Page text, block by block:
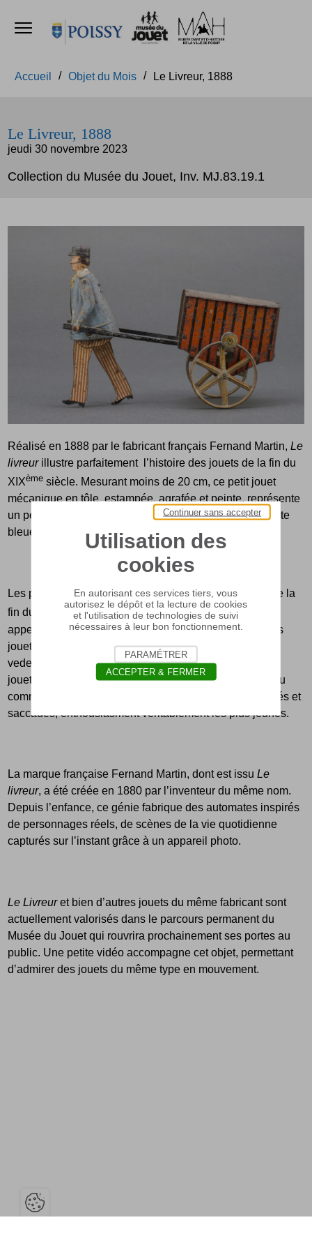
Accèder directement au contenu
Accèder directement au contenu
Ouvrir le menu
Accueil Objet du Mois Le Livreur, 1888
Le Livreur, 1888
jeudi 30 novembre 2023
Collection du Musée du Jouet, Inv. MJ.83.19.1
Réalisé en 1888 par le fabricant français Fernand Martin,Le
livreur illustre parfaitement l’histoire des jouets de la fin du
XIXème siècle. Mesurant moins de 20 cm, ce petit jouet
mécanique en tôle estampée, agrafée et peinte, représente
un personnage tirant un remorque. Il est vêtu d’une veste
bleue et d’un pantalon rayé, coiffé d’une casquette.
Les progrès scientifiques et la Révolution industrielle de la
fin du XIX
èmesiècle marquent ce que les historiens
appellent « l’âge d’or des jouets ». Progressivement, les
jouets métalliques aux mécanismes élaborés volent la
vedette aux traditionnels objets en bois. Ces nouveaux
jouets animés, fonctionnant à l’électricité, à la vapeur, ou
comme ici, avec un mécanisme aux mouvements répétés et
saccadés, enthousiasment véritablement les plus jeunes.
La marque française Fernand Martin, dont est issuLe
livreur, a été créée en 1880 par l’inventeur du même nom.
Depuis l’enfance, ce génie fabrique des automates inspirés
de personnages réels, de scènes de la vie quotidienne
capturés sur l’instant grâce à un appareil photo.
Le Livreuret bien d’autres jouets du même fabricant sont
actuellement valorisés dans le parcours permanent du
Musée du Jouet qui rouvrira prochainement ses portes au
public. Une petite vidéo accompagne cet objet, permettant
d’admirer des jouets du même type en mouvement.
Ouvrir la barre de gestion des
Utilisation des
cookies
En autorisant ces services tiers, vous
autorisez le dépôt et la lecture de cookies
et l'utilisation de technologies de suivi
nécessaires à leur bon fonctionnement.
Continuer sans accepter
PARAMÉTRER
ACCEPTER & FERMER